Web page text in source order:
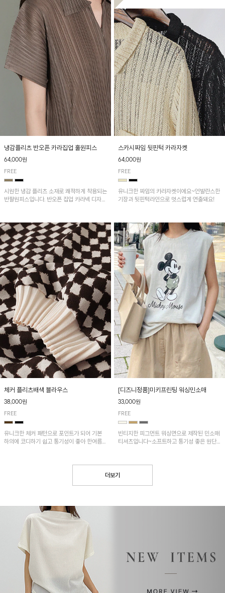
냉감플리츠 반오픈 카라집업 훌원피스
64,000원
FREE
시원한 냉감 플리츠 소재로 쾌적하게 착용되는
반팔원피스입니다. 반오픈 집업 카라넥 디자인
줘요~
스카시짜임 뒷핀턱 카라자켓
64,000원
FREE
유니크한 짜임의 카라자켓이에요~언발란스한
기장과 뒷핀턱라인으로 멋스럽게 연출돼요!
체커 플리츠배색 블라우스
38,000원
FREE
유니크한 체커 패턴으로 포인트가 되어 기본
하의에 코디하기 쉽고 통기성이 좋아 한여름에
[디즈니정품]미키프린팅 워싱민소매
33,000원
FREE
빈티지한 피그먼트 워싱면으로 제작된 민소매
티셔츠입니다~소프트하고 통기성 좋은 원단
더보기